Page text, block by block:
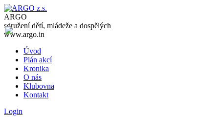
ARGO
sdružení dětí, mládeže a dospělých
www.argo.in
Úvod
Plán akcí
Kronika
O nás
Klubovna
Kontakt
Login